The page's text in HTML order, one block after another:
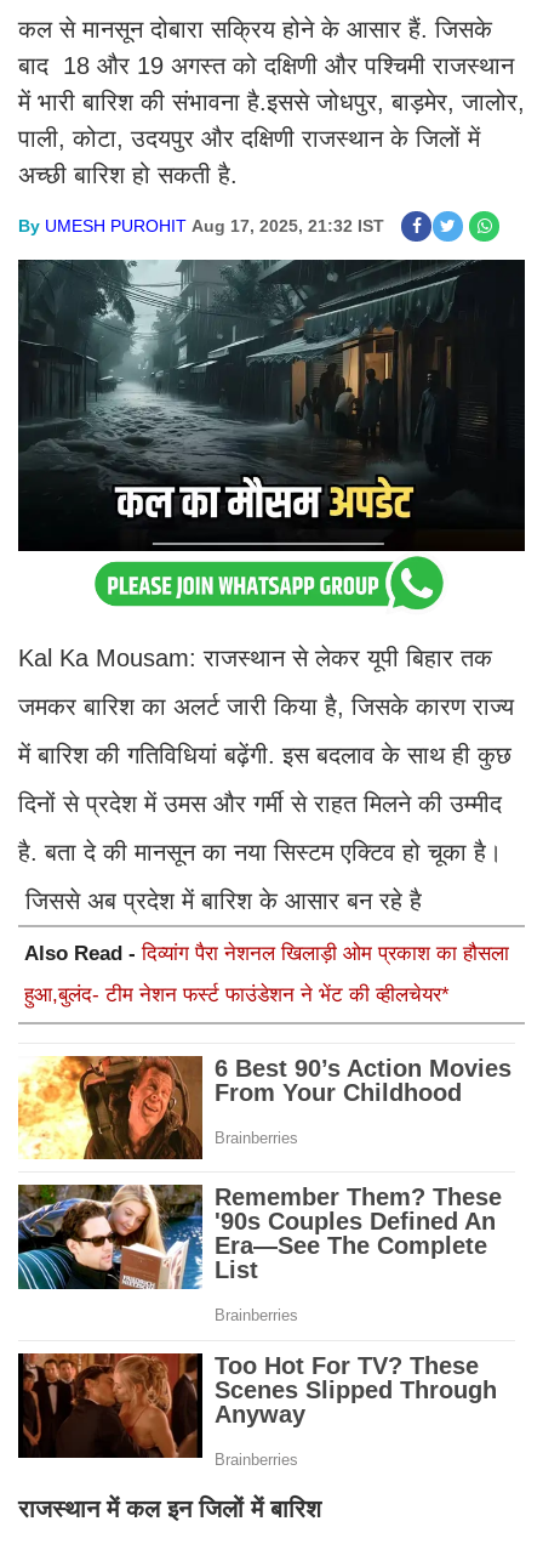
कल से मानसून दोबारा सक्रिय होने के आसार हैं. जिसके
बाद 18 और 19 अगस्त को दक्षिणी और पश्चिमी राजस्थान
में भारी बारिश की संभावना है.इससे जोधपुर, बाड़मेर, जालोर,
पाली, कोटा, उदयपुर और दक्षिणी राजस्थान के जिलों में
अच्छी बारिश हो सकती है.
By UMESH PUROHIT Aug 17, 2025, 21:32 IST
Kal Ka Mousam: राजस्थान से लेकर यूपी बिहार तक
जमकर बारिश का अलर्ट जारी किया है, जिसके कारण राज्य
में बारिश की गतिविधियां बढ़ेंगी. इस बदलाव के साथ ही कुछ
दिनों से प्रदेश में उमस और गर्मी से राहत मिलने की उम्मीद
है. बता दे की मानसून का नया सिस्टम एक्टिव हो चूका है।
जिससे अब प्रदेश में बारिश के आसार बन रहे है
Also Read -दिव्यांग पैरा नेशनल खिलाड़ी ओम प्रकाश का हौसला
हुआ,बुलंद- टीम नेशन फर्स्ट फाउंडेशन ने भेंट की व्हीलचेयर*
राजस्थान में कल इन जिलों में बारिश